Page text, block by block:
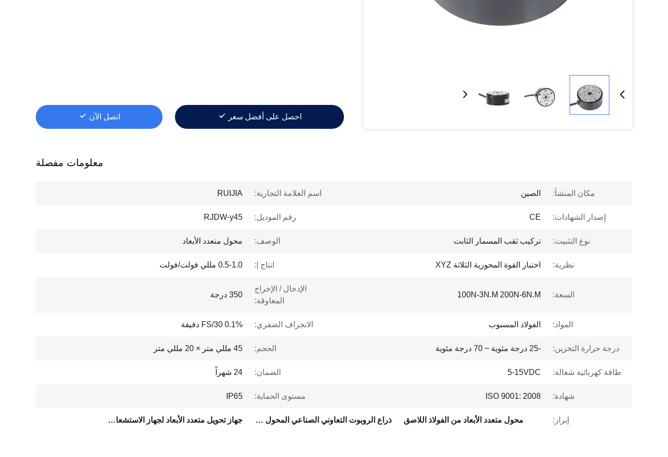
احصل على أفضل سعر اتصل الآن
معلومات مفصلة
مكان المنشأ: الصين اسم العلامة التجارية: RUIJIA
إصدار الشهادات: CE رقم الموديل: RJDW-y45
نوع التثبيت: تركيب ثقب المسمار الثابت الوصف: محول متعدد الأبعاد
نظرية: اختبار القوة المحورية الثلاثة XYZ انتاج |: 0.5-1.0 مللي فولت/فولت
السعة: 100N-3N.M 200N-6N.M
الإدخال / الإخراج
المعاوقة:
350 درجة
المواد: الفولاذ المسبوب الانجراف الصفري: 0.1% FS/30 دقيقة
درجة حرارة التخزين: -25 درجة مئوية ~ 70 درجة مئوية الحجم: 45 مللي متر × 20 مللي متر
طاقة كهربائية شغالة: 5-15VDC الضمان: 24 شهراً
شهادة: ISO 9001: 2008 مستوى الحماية: IP65
إبراز: محول متعدد الأبعاد من الفولاذ اللاصق ذراع الروبوت التعاوني الصناعي المحول متعدد الأبعاد جهاز تحويل متعدد الأبعاد لجهاز الاستشعار متعدد المحاور